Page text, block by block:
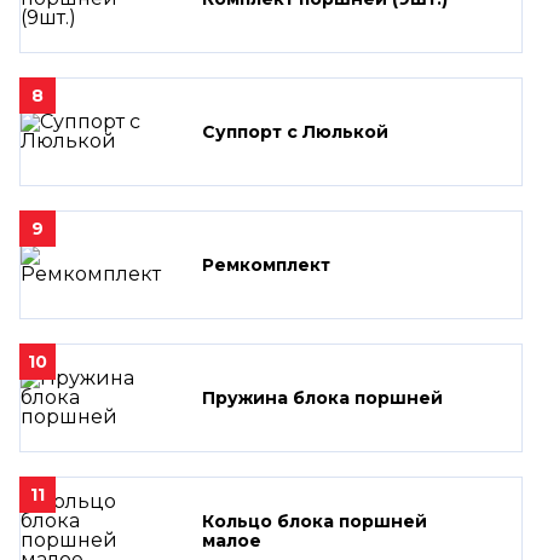
8
Суппорт с Люлькой
9
Ремкомплект
10
Пружина блока поршней
11
Кольцо блока поршней
малое